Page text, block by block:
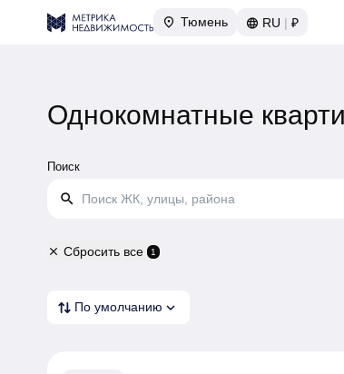
Тюмень RU | ₽
Однокомнатные
Поиск
search
close Сбросить все 1
По умолчанию expand_more